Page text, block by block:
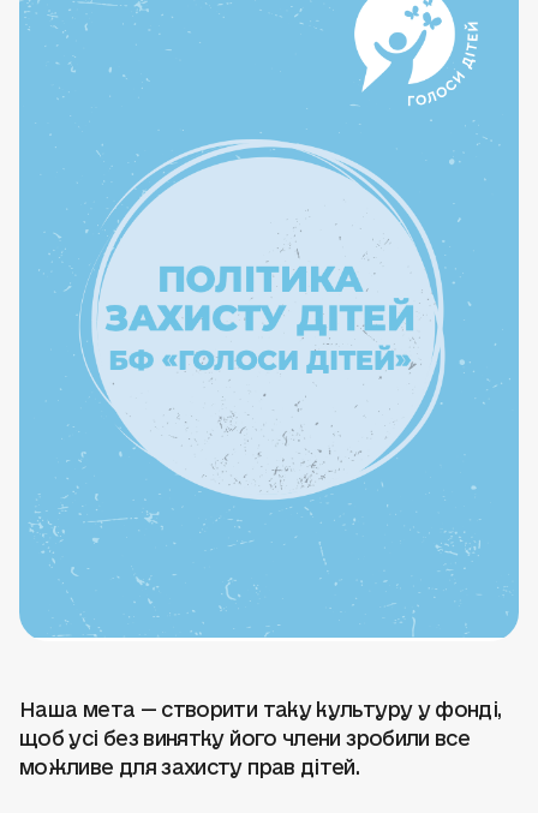
Наша мета — створити таку культуру у фонді,
щоб усі без винятку його члени зробили все
можливе для захисту прав дітей.